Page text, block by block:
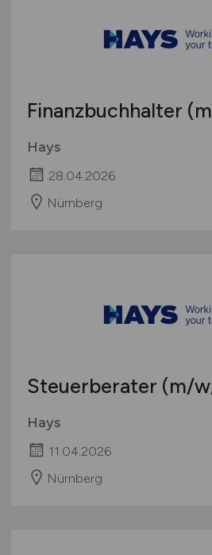
Finanzbuchhalter
Hays
28.04.2026
Nürnberg
Steuerberater (m/
Hays
11.04.2026
Nürnberg